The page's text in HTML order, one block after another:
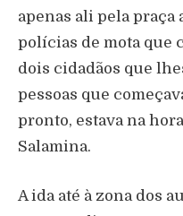
apenas ali pela praça
polícias de mota que
dois cidadãos que
pessoas que
pronto, estava na
Salamina.
A ida até à zona dos